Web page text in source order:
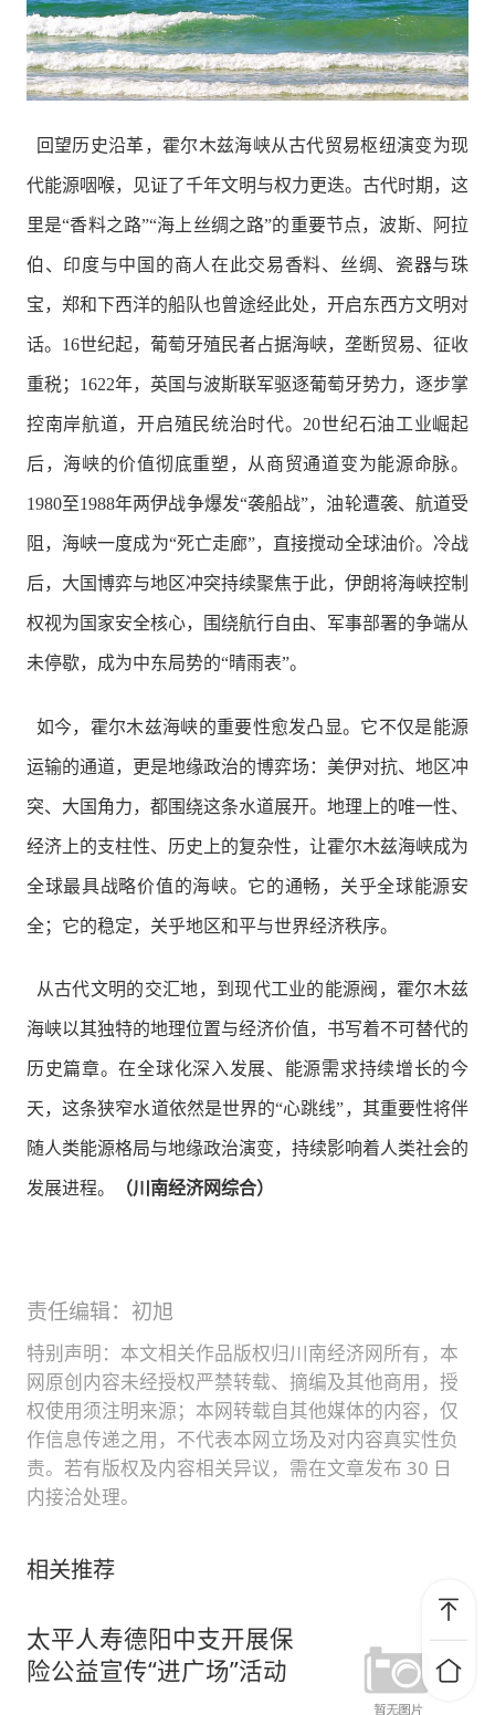
回望历史沿革，霍尔木兹海峡从古代贸易枢纽演变为现
代能源咽喉，见证了千年文明与权力更迭。古代时期，这
里是“香料之路”“海上丝绸之路”的重要节点，波斯、阿拉
伯、印度与中国的商人在此交易香料、丝绸、瓷器与珠
宝，郑和下西洋的船队也曾途经此处，开启东西方文明对
话。16世纪起，葡萄牙殖民者占据海峡，垄断贸易、征收
重税；1622年，英国与波斯联军驱逐葡萄牙势力，逐步掌
控南岸航道，开启殖民统治时代。20世纪石油工业崛起
后，海峡的价值彻底重塑，从商贸通道变为能源命脉。
1980至1988年两伊战争爆发“袭船战”，油轮遭袭、航道受
阻，海峡一度成为“死亡走廊”，直接搅动全球油价。冷战
后，大国博弈与地区冲突持续聚焦于此，伊朗将海峡控制
权视为国家安全核心，围绕航行自由、军事部署的争端从
未停歇，成为中东局势的“晴雨表”。
如今，霍尔木兹海峡的重要性愈发凸显。它不仅是能源
运输的通道，更是地缘政治的博弈场：美伊对抗、地区冲
突、大国角力，都围绕这条水道展开。地理上的唯一性、
经济上的支柱性、历史上的复杂性，让霍尔木兹海峡成为
全球最具战略价值的海峡。它的通畅，关乎全球能源安
全；它的稳定，关乎地区和平与世界经济秩序。
从古代文明的交汇地，到现代工业的能源阀，霍尔木兹
海峡以其独特的地理位置与经济价值，书写着不可替代的
历史篇章。在全球化深入发展、能源需求持续增长的今
天，这条狭窄水道依然是世界的“心跳线”，其重要性将伴
随人类能源格局与地缘政治演变，持续影响着人类社会的
发展进程。 （川南经济网综合）
责任编辑：初旭
特别声明：本文相关作品版权归川南经济网所有，本
网原创内容未经授权严禁转载、摘编及其他商用，授
权使用须注明来源；本网转载自其他媒体的内容，仅
作信息传递之用，不代表本网立场及对内容真实性负
责。若有版权及内容相关异议，需在文章发布 30 日
内接洽处理。
相关推荐
太平人寿德阳中支开展保
险公益宣传“进广场”活动